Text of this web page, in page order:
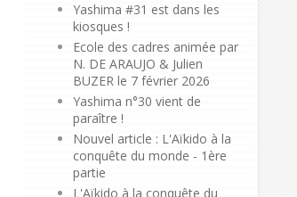
Yashima #31 est dans les
kiosques !
Ecole des cadres animée par
N. DE ARAUJO & Julien
BUZER le 7 février 2026
Yashima n°30 vient de
paraître !
Nouvel article : L'Aïkido à la
conquête du monde - 1ère
partie
L'Aïkido à la conquête du